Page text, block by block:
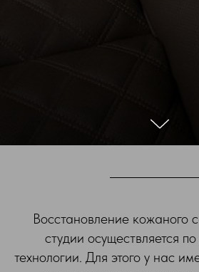
Восстановление кожаного
студии осуществляется
технологии. Для этого у нас